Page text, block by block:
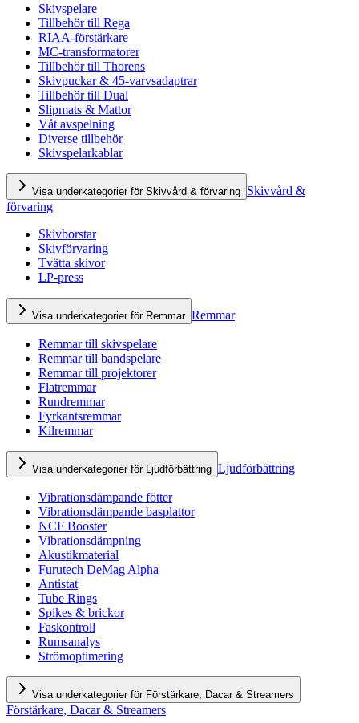
Skivspelare
Tillbehör till Rega
RIAA-förstärkare
MC-transformatorer
Tillbehör till Thorens
Skivpuckar & 45-varvsadaptrar
Tillbehör till Dual
Slipmats & Mattor
Våt avspelning
Diverse tillbehör
Skivspelarkablar
Visa underkategorier för Skivvård & förvaring Skivvård &
förvaring
Skivborstar
Skivförvaring
Tvätta skivor
LP-press
Visa underkategorier för Remmar Remmar
Remmar till skivspelare
Remmar till bandspelare
Remmar till projektorer
Flatremmar
Rundremmar
Fyrkantsremmar
Kilremmar
Visa underkategorier för Ljudförbättring Ljudförbättring
Vibrationsdämpande fötter
Vibrationsdämpande basplattor
NCF Booster
Vibrationsdämpning
Akustikmaterial
Furutech DeMag Alpha
Antistat
Tube Rings
Spikes & brickor
Faskontroll
Rumsanalys
Strömoptimering
Visa underkategorier för Förstärkare, Dacar & Streamers
Förstärkare, Dacar & Streamers